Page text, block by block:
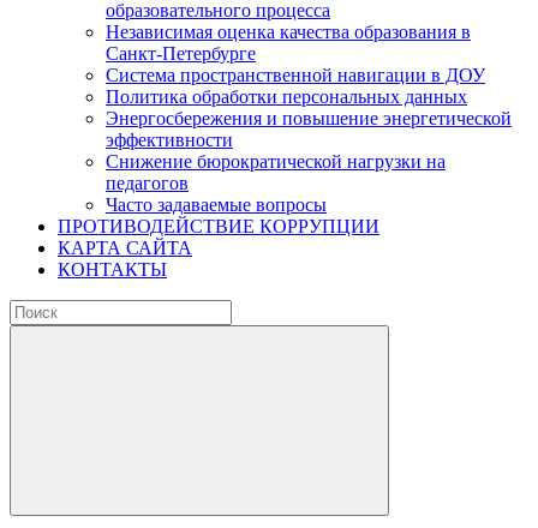
образовательного процесса
Независимая оценка качества образования в
Санкт-Петербурге
Система пространственной навигации в ДОУ
Политика обработки персональных данных
Энергосбережения и повышение энергетической
эффективности
Снижение бюрократической нагрузки на
педагогов
Часто задаваемые вопросы
ПРОТИВОДЕЙСТВИЕ КОРРУПЦИИ
КАРТА САЙТА
КОНТАКТЫ